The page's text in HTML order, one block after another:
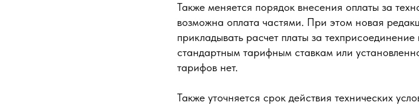
Также меняется порядок внесения оплаты за
возможна оплата частями. При этом новая
прикладывать расчет платы за
стандартным тарифным ставкам или
тарифов нет.
Также уточняется срок действия технических